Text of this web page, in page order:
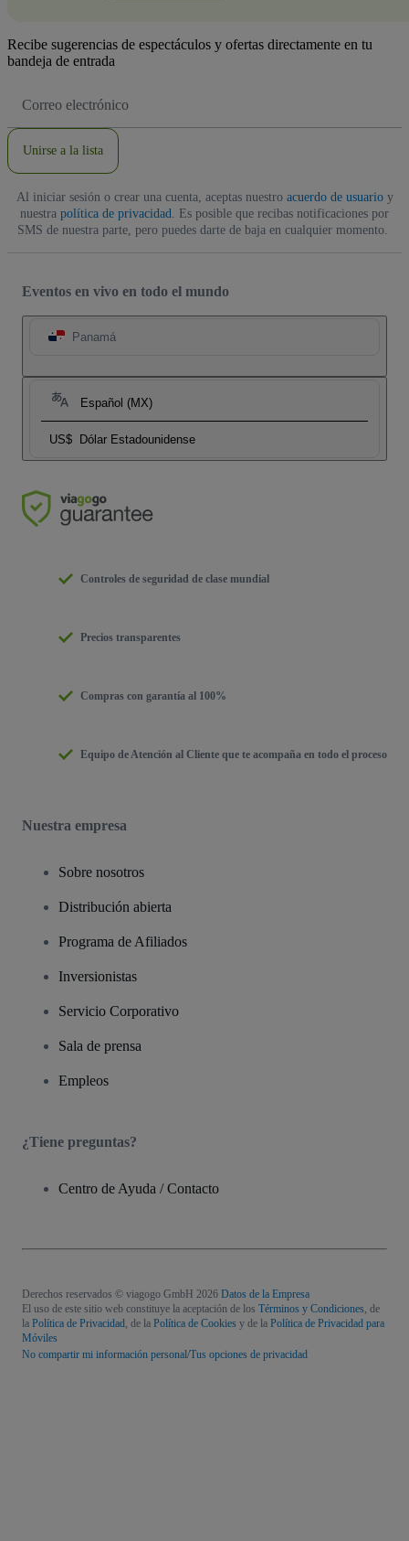
Recibe sugerencias de espectáculos y ofertas directamente en tu
bandeja de entrada
de
Unirse a la lista
Al iniciar sesión o crear una cuenta, aceptas nuestro acuerdo de usuarioy
nuestra política de privacidad . Es posible que recibas notificaciones por
SMS de nuestra parte, pero puedes darte de baja en cualquier momento.
Eventos en vivo en todo el mundo
Panamá
Español (MX)
US$ Dólar Estadounidense
Controles de seguridad de clase mundial
Precios transparentes
Compras con garantía al 100%
Equipo de Atención al Cliente que te acompaña en todo el proceso
Nuestra empresa
Sobre nosotros
Distribución abierta
Programa de Afiliados
Inversionistas
Servicio Corporativo
Sala de prensa
Empleos
¿Tiene preguntas?
Centro de Ayuda / Contacto
Derechos reservados © viagogo GmbH 2026 Datos de la Empresa
El uso de este sitio web constituye la aceptación de los Términos y Condiciones , de
la Política de Privacidad , de la Política de Cookies y de la Política de Privacidad para
Móviles
No compartir mi información personal/Tus opciones de privacidad